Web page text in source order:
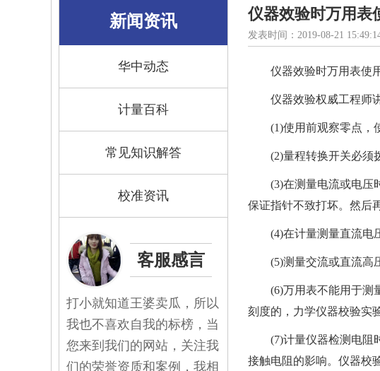
新闻资讯
华中动态
计量百科
常见知识解答
校准资讯
客服感言
打小就知道王婆卖瓜，所以
我也不喜欢自我的标榜，当
您来到我们的网站，关注我
们的荣誉资质和案例，我相
仪器效验时万用表
发表时间：2019-08-21
仪器效验时万用表使
仪器效验权威工程师
(1)使用前观察零点，
(2)量程转换开关必须
(3)在测量电流或电压
保证指针不致打坏。然后
(4)在计量测量直流电
(5)测量交流或直流高
(6)万用表不能用于测
刻度的， 力学仪器校验实
(7)计量仪器检测电阻
接触电阻的影响。 仪器校